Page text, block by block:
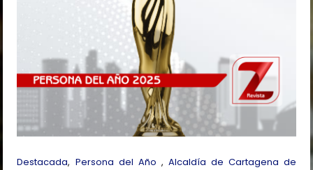
Destacada, Persona del Año , Alcaldía de Cartagena de